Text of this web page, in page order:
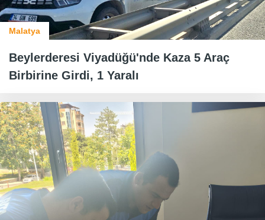
Malatya
Beylerderesi Viyadüğü'nde Kaza 5 Araç
Birbirine Girdi, 1 Yaralı